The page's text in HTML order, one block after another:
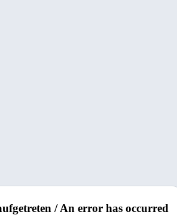
/ An error has occurred